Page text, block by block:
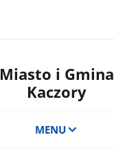
Miasto i Gmina
Kaczory
MENU